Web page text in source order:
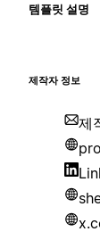
템플릿 설명
제작자 정보
제